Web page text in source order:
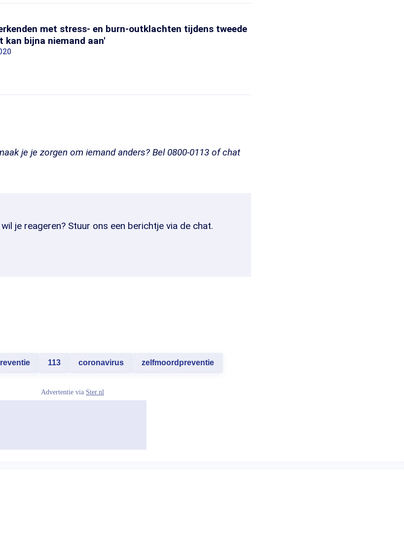
met stress- en burn-outklachten tijdens tweede
kan bijna niemand aan'
je je zorgen om iemand anders? Bel 0800-0113 of chat
je reageren? Stuur ons een berichtje via de chat.
113 coronavirus zelfmoordpreventie
Advertentie via Ster.nl